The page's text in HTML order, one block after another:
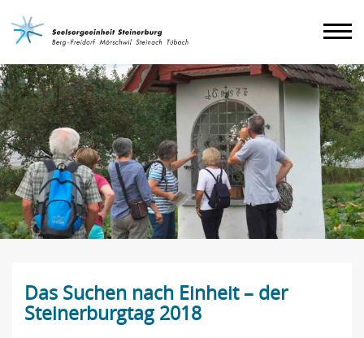
Agenda
Impressum
Das Suchen nach Einheit – der
Steinerburgtag 2018